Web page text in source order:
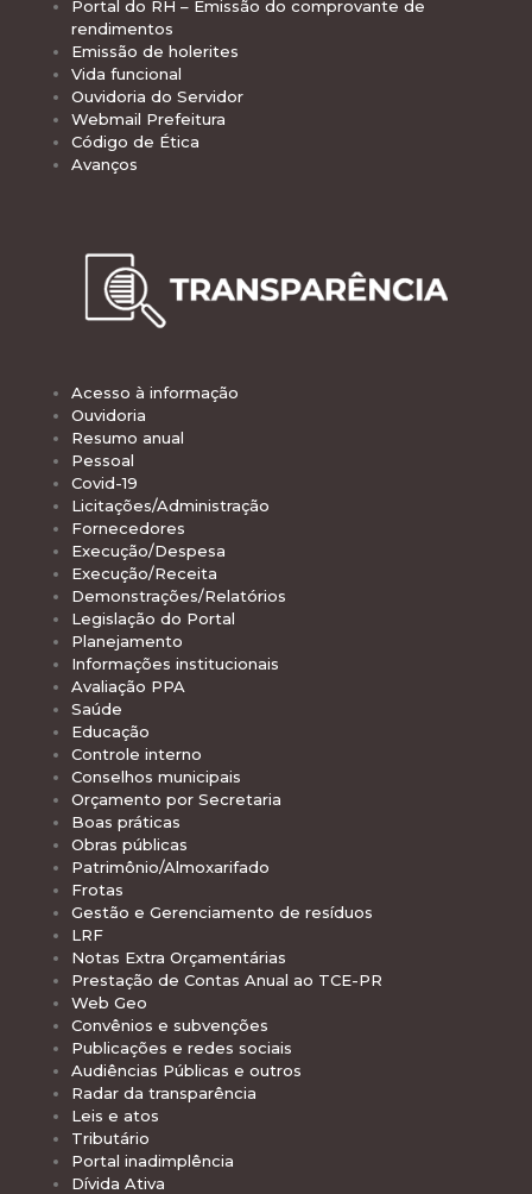
Portal do RH – Emissão do comprovante de
rendimentos
Emissão de holerites
Vida funcional
Ouvidoria do Servidor
Webmail Prefeitura
Código de Ética
Avanços
Acesso à informação
Ouvidoria
Resumo anual
Pessoal
Covid-19
Licitações/Administração
Fornecedores
Execução/Despesa
Execução/Receita
Demonstrações/Relatórios
Legislação do Portal
Planejamento
Informações institucionais
Avaliação PPA
Saúde
Educação
Controle interno
Conselhos municipais
Orçamento por Secretaria
Boas práticas
Obras públicas
Patrimônio/Almoxarifado
Frotas
Gestão e Gerenciamento de resíduos
LRF
Notas Extra Orçamentárias
Prestação de Contas Anual ao TCE-PR
Web Geo
Convênios e subvenções
Publicações e redes sociais
Audiências Públicas e outros
Radar da transparência
Leis e atos
Tributário
Portal inadimplência
Dívida Ativa